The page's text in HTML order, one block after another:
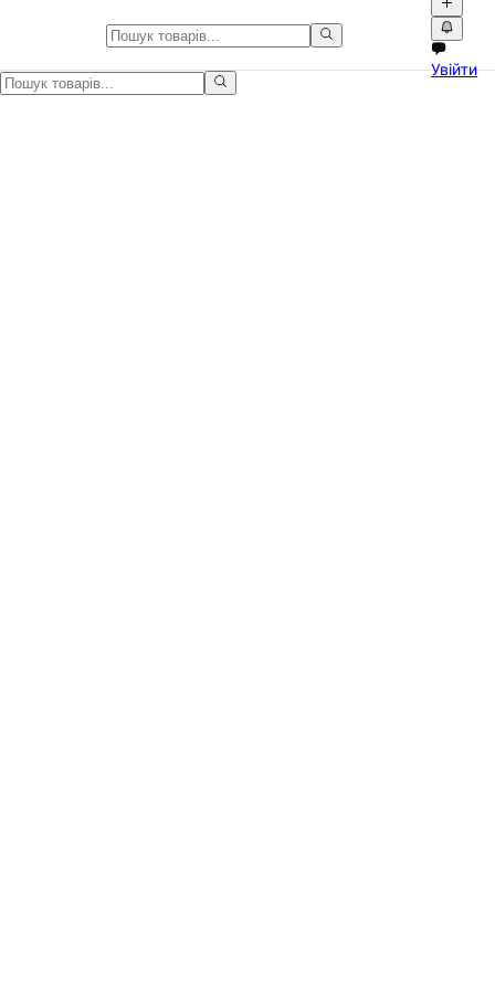
Послуги для тварин в Україні
Послуги для тварин в Україні на Npati. Оголошення про
Увійти